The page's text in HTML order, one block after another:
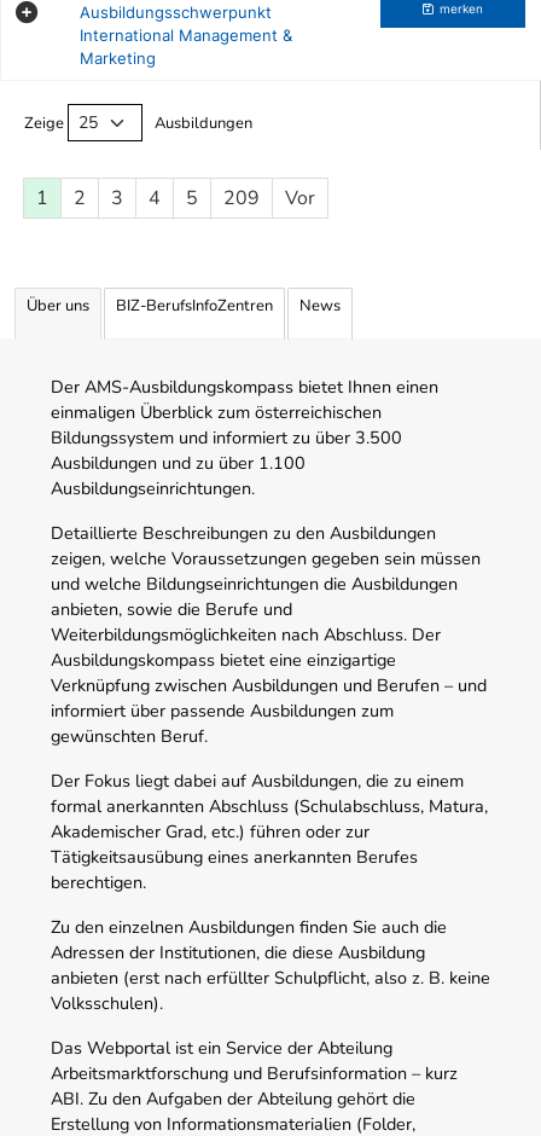
Ausbildungsschwerpunkt
International Management &
Marketing
merken
Zeige Ausbildungen
1 2 3 4 5 209 Vor
Über uns BIZ-BerufsInfoZentren News
Der AMS-Ausbildungskompass bietet Ihnen einen
einmaligen Überblick zum österreichischen
Bildungssystem und informiert zu über 3.500
Ausbildungen und zu über 1.100
Ausbildungseinrichtungen.
Detaillierte Beschreibungen zu den Ausbildungen
zeigen, welche Voraussetzungen gegeben sein müssen
und welche Bildungseinrichtungen die Ausbildungen
anbieten, sowie die Berufe und
Weiterbildungsmöglichkeiten nach Abschluss. Der
Ausbildungskompass bietet eine einzigartige
Verknüpfung zwischen Ausbildungen und Berufen – und
informiert über passende Ausbildungen zum
gewünschten Beruf.
Der Fokus liegt dabei auf Ausbildungen, die zu einem
formal anerkannten Abschluss (Schulabschluss, Matura,
Akademischer Grad, etc.) führen oder zur
Tätigkeitsausübung eines anerkannten Berufes
berechtigen.
Zu den einzelnen Ausbildungen finden Sie auch die
Adressen der Institutionen, die diese Ausbildung
anbieten (erst nach erfüllter Schulpflicht, also z. B. keine
Volksschulen).
Das Webportal ist ein Service der Abteilung
Arbeitsmarktforschung und Berufsinformation – kurz
ABI. Zu den Aufgaben der Abteilung gehört die
Erstellung von Informationsmaterialien (Folder,